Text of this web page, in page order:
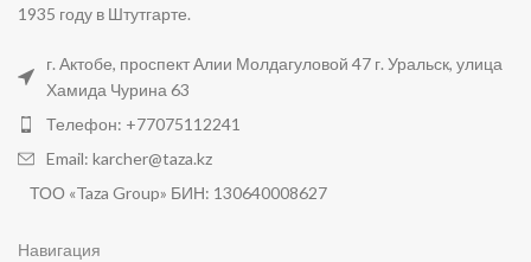
1935 году в Штутгарте.
г. Актобе, проспект Алии Молдагуловой 47 г. Уральск, улица
Хамида Чурина 63
Телефон: +77075112241
Email: karcher@taza.kz
ТОО «Taza Group» БИН: 130640008627
Навигация